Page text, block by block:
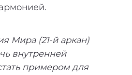
Мира (21-й аркан)
внутренней
примером для